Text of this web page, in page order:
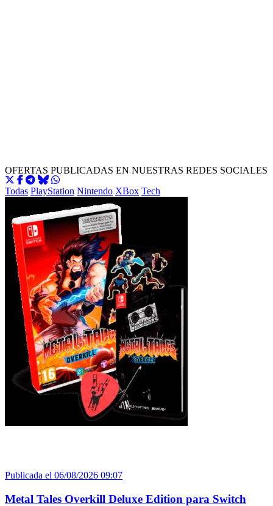
OFERTAS PUBLICADAS EN NUESTRAS REDES SOCIALES
Todas PlayStation Nintendo XBox Tech
Publicada el 06/08/2026 09:07
Metal Tales Overkill Deluxe Edition para Switch